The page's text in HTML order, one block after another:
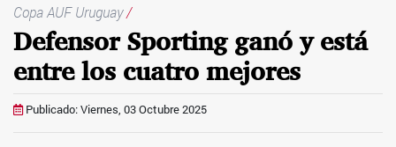
Copa AUF Uruguay/
Defensor Sporting ganó y está
entre los cuatro mejores
Publicado: Viernes, 03 Octubre 2025